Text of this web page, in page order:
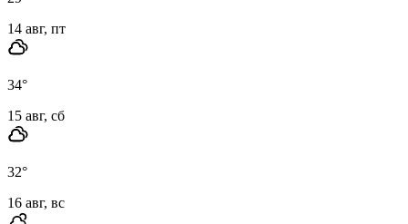
14 авг, пт
34°
15 авг, сб
32°
16 авг, вс